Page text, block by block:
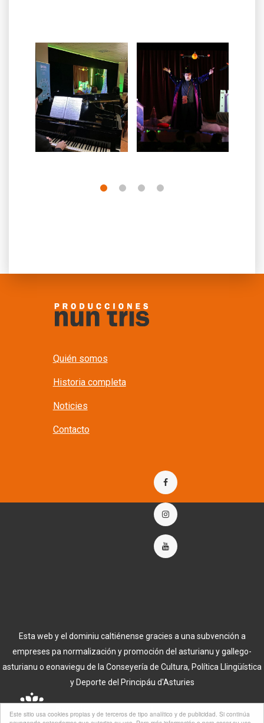
Este sitio usa cookies propias y de terceros de tipo analítico y de publicidad. Si continúa
Quién somos
Historia completa
Noticies
Contacto
Esta web y el dominiu caltiénense gracies a una subvención a
empreses pa normalización y promoción del asturianu y gallego-
asturianu o eonaviegu de la Conseyería de Cultura, Política Llingüística
y Deporte del Principáu d'Asturies